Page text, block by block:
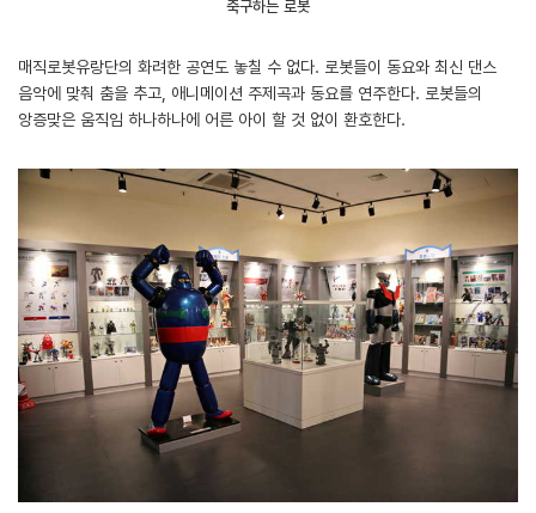
축구하는 로봇
매직로봇유랑단의 화려한 공연도 놓칠 수 없다. 로봇들이 동요와 최신 댄스
음악에 맞춰 춤을 추고, 애니메이션 주제곡과 동요를 연주한다. 로봇들의
앙증맞은 움직임 하나하나에 어른 아이 할 것 없이 환호한다.